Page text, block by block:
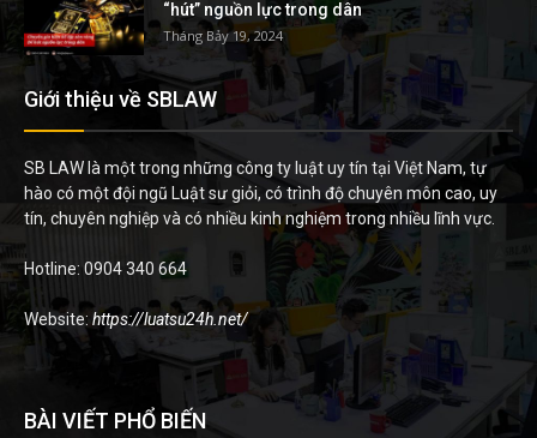
“hút” nguồn lực trong dân
Tháng Bảy 19, 2024
Giới thiệu về SBLAW
SB LAW là một trong những công ty luật uy tín tại Việt Nam, tự
hào có một đội ngũ Luật sư giỏi, có trình độ chuyên môn cao, uy
tín, chuyên nghiệp và có nhiều kinh nghiệm trong nhiều lĩnh vực.
Hotline: 0904 340 664
Website: https://luatsu24h.net/
BÀI VIẾT PHỔ BIẾN